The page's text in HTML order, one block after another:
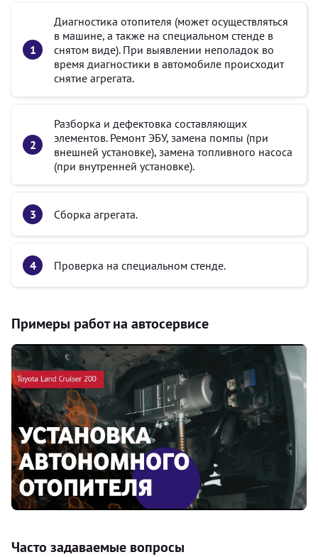
Диагностика отопителя (может осуществляться
в машине, а также на специальном стенде в
снятом виде). При выявлении неполадок во
время диагностики в автомобиле происходит
снятие агрегата.
Разборка и дефектовка составляющих
элементов. Ремонт ЭБУ, замена помпы (при
внешней установке), замена топливного насоса
(при внутренней установке).
Сборка агрегата.
Проверка на специальном стенде.
Примеры работ на автосервисе
Часто задаваемые вопросы